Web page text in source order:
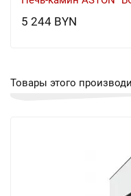
5 244 BYN
Товары этого